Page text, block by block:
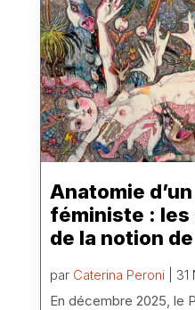
Anatomie
féministe : les
de la notion
par Caterina Peroni| 31
En décembre 2025, le